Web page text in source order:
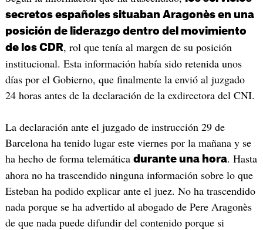
secretos españoles situaban Aragonès en una
posición de liderazgo dentro del movimiento
de los CDR, rol que tenía al margen de su posición
institucional. Esta información había sido retenida unos
días por el Gobierno, que finalmente la envió al juzgado
24 horas antes de la declaración de la exdirectora del CNI.
La declaración ante el juzgado de instrucción 29 de
Barcelona ha tenido lugar este viernes por la mañana y se
ha hecho de forma telemática durante una hora. Hasta
ahora no ha trascendido ninguna información sobre lo que
Esteban ha podido explicar ante el juez. No ha trascendido
nada porque se ha advertido al abogado de Pere Aragonès
de que nada puede difundir del contenido porque si